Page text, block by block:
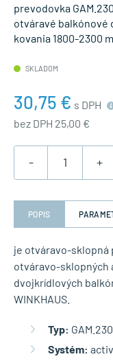
prevodovka
otváravé balkónové
kovania 1800-2300
SKLADOM
30,75 € s DPH
bez DPH 25,00 €
- +
POPIS
je otváravo-sklopná
otváravo-sklopných
dvojkrídlových
WINKHAUS.
Typ:
Systém: